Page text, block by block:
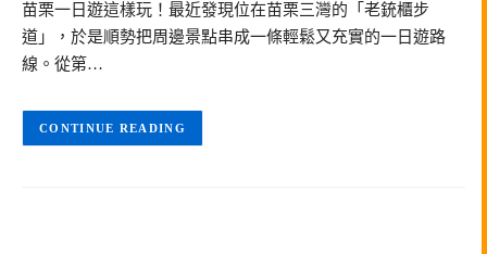
苗栗一日遊這樣玩！最近發現位在苗栗三灣的「老銃櫃步
道」，於是順勢把周邊景點串成一條輕鬆又充實的一日遊路
線。從第…
CONTINUE READING